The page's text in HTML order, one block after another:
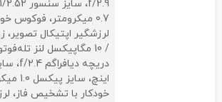
0.7 میکرومتر، فوکوس
اینچ،
خودکار با تشخیص فاز،